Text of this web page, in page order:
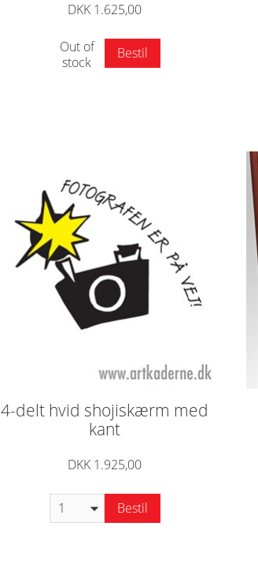
DKK 1.625,00
Out of
stock
Bestil
4-delt hvid shojiskærm med
kant
DKK 1.925,00
Bestil